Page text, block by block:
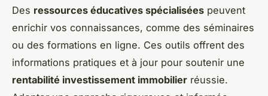
Des ressources éducatives spécialisées peuvent
enrichir vos connaissances, comme des séminaires
ou des formations en ligne. Ces outils offrent des
informations pratiques et à jour pour soutenir une
rentabilité investissement immobilier réussie.